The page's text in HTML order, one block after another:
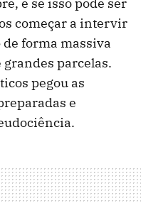
é se isso pode ser
começar a intervir
forma massiva
parcelas.
pegou as
e